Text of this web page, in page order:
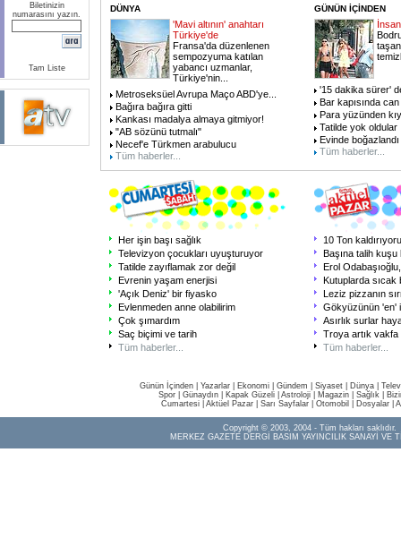
Biletinizin
numarasını yazın.
Tam Liste
DÜNYA
'Mavi altının' anahtarı
Türkiye'de
Fransa'da düzenlenen
sempozyuma katılan
yabancı uzmanlar,
Türkiye'nin
Metroseksüel Avrupa Maço ABD'ye
Bağıra bağıra gitti
Kankası madalya almaya gitmiyor!
"AB sözünü tutmalı"
Necef'e Türkmen arabulucu
Tüm haberler...
GÜNÜN İÇİNDEN
'15 dakika sürer'
Bar kapısında can
Para yüzünden
Tatilde yok oldular
Evinde boğazlandı
Tüm haberler...
Her işin başı sağlık
Televizyon çocukları uyuşturuyor
Tatilde zayıflamak zor değil
Evrenin yaşam enerjisi
'Açık Deniz' bir fiyasko
Evlenmeden anne olabilirim
Çok şımardım
Saç biçimi ve tarih
Tüm haberler...
10 Ton
Başına talih
Erol Odabaşıoğlu,
Kutuplarda sıcak
Leziz pizzanın
Gökyüzünün 'en'
Asırlık surlar
Troya artık vakfa
Tüm haberler...
Günün İçinden Yazarlar Ekonomi Gündem Siyaset Dünya |
Spor
Günaydın Kapak Güzeli Astroloji Magazin Sağlık
Cumartesi| Aktüel Pazar| Sarı Sayfalar| Otomobil Dosyalar|
Copyright © 2003, 2004 - Tüm hakları saklıdır.
MERKEZ GAZETE DERGİ BASIM YAYINCILIK SANAYİ VE